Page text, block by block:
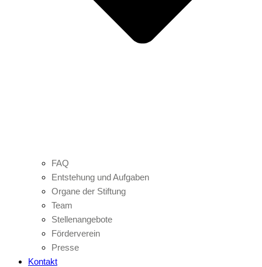
FAQ
Entstehung und Aufgaben
Organe der Stiftung
Team
Stellenangebote
Förderverein
Presse
Kontakt